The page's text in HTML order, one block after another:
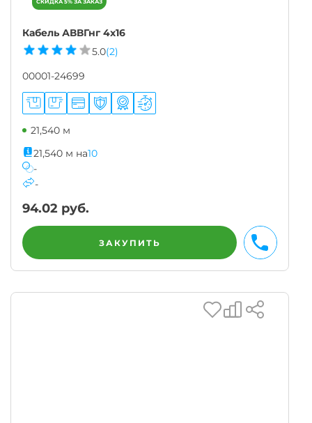
Кабель АВВГнг 4х16
5.0(2)
00001-24699
21,540 м
21,540 м на10
-
-
94.02 руб.
ЗАКУПИТЬ